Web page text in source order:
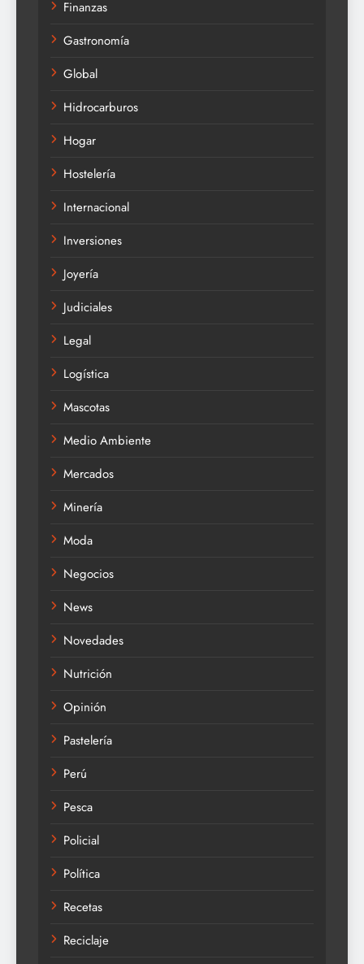
Finanzas
Gastronomía
Global
Hidrocarburos
Hogar
Hostelería
Internacional
Inversiones
Joyería
Judiciales
Legal
Logística
Mascotas
Medio Ambiente
Mercados
Minería
Moda
Negocios
News
Novedades
Nutrición
Opinión
Pastelería
Perú
Pesca
Policial
Política
Recetas
Reciclaje